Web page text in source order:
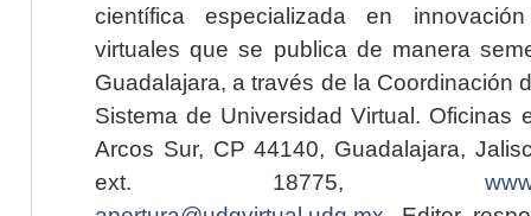
científica especializada en
virtuales que se publica de manera
Guadalajara, a través de la Coordinación
Sistema de Universidad Virtual. Oficinas
Arcos Sur, CP 44140, Guadalajara,
ext. 18775,